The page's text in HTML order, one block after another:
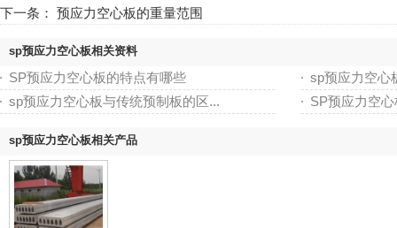
下一条： 预应力空心板的重量范围
sp预应力空心板相关资料
SP预应力空心板的特点有哪些
sp预应力空心
sp预应力空心板与传统预制板的区...
SP预应力空
sp预应力空心板相关产品